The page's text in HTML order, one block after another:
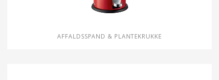
AFFALDSSPAND & PLANTEKRUKKE